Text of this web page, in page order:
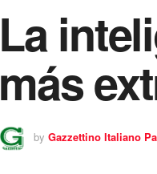
La
más
by Gazzettino Italiano